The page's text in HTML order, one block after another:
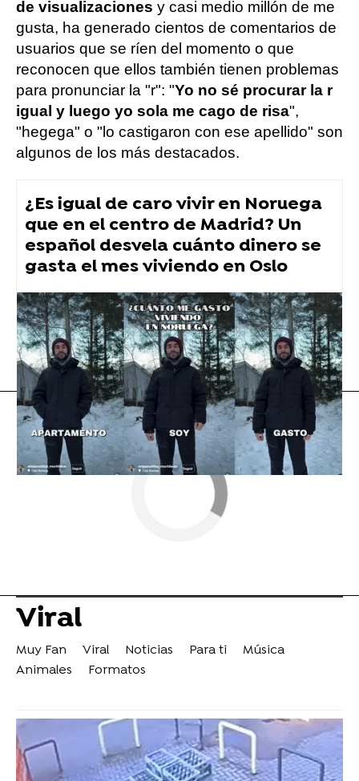
de visualizaciones y casi medio millón de me
gusta, ha generado cientos de comentarios de
usuarios que se ríen del momento o que
reconocen que ellos también tienen problemas
para pronunciar la "r": "Yo no sé procurar la r
igual y luego yo sola me cago de risa",
"hegega" o "lo castigaron con ese apellido" son
algunos de los más destacados.
¿Es igual de caro vivir en Noruega
que en el centro de Madrid? Un
español desvela cuánto dinero se
gasta el mes viviendo en Oslo
tiktok Vídeo viral
Flooxer Now » Viral
Viral
Muy Fan Viral Noticias Para ti
Música
Animales
Formatos